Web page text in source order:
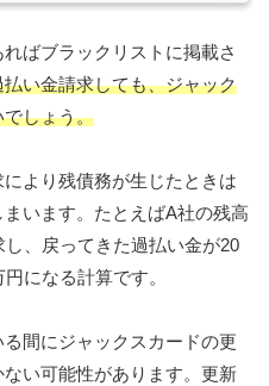
ばブラックリストに掲載さ
い金請求しても、ジャック
しょう。
より残債務が生じたときは
います。たとえばA社の残高
、戻ってきた過払い金が20
になる計算です。
間にジャックスカードの更
い可能性があります。更新